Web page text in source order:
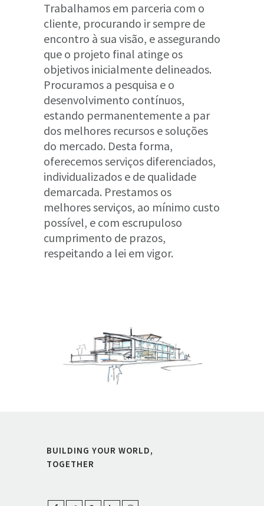
Trabalhamos em parceria com o
cliente, procurando ir sempre de
encontro à sua visão, e assegurando
que o projeto final atinge os
objetivos inicialmente delineados.
Procuramos a pesquisa e o
desenvolvimento contínuos,
estando permanentemente a par
dos melhores recursos e soluções
do mercado. Desta forma,
oferecemos serviços diferenciados,
individualizados e de qualidade
demarcada. Prestamos os
melhores serviços, ao mínimo custo
possível, e com escrupuloso
cumprimento de prazos,
respeitando a lei em vigor.
BUILDING YOUR WORLD,
TOGETHER